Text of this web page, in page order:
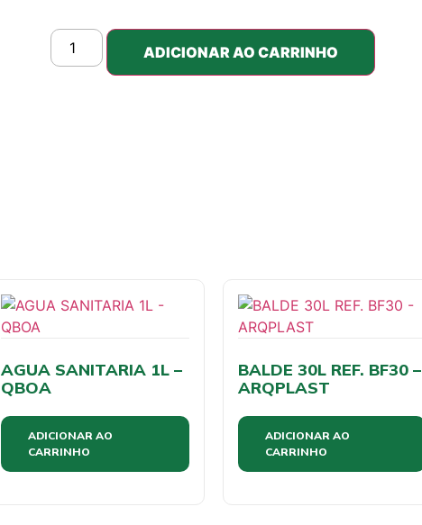
ADICIONAR AO CARRINHO
AGUA SANITARIA 1L –
QBOA
ADICIONAR AO
CARRINHO
BALDE 30L REF. BF30 –
ARQPLAST
ADICIONAR AO
CARRINHO